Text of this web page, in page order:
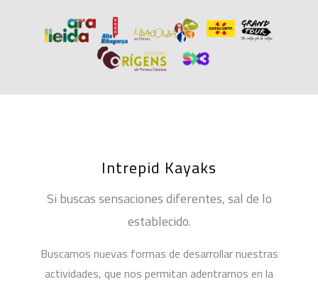
Intrepid Kayaks
Si buscas sensaciones diferentes, sal de lo
establecido.
Buscamos nuevas formas de desarrollar nuestras
actividades, que nos permitan adentrarnos en la